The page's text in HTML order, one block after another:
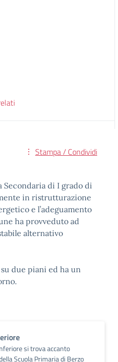
Stampa / Condividi
Secondaria di I grado di
in ristrutturazione
e l’adeguamento
ha provveduto ad
alternativo
due piani ed ha un
si trova accanto
Scuola Primaria di Berzo